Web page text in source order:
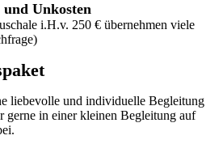
Unkosten
i.H.v. 250 € übernehmen viele
liebevolle und individuelle Begleitung
gerne in einer kleinen Begleitung auf